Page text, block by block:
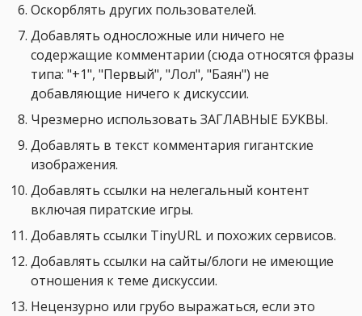
Оскорблять других пользователей.
Добавлять односложные или ничего не
содержащие комментарии (сюда относятся фразы
типа: "+1", "Первый", "Лол", "Баян") не
добавляющие ничего к дискуссии.
Чрезмерно использовать ЗАГЛАВНЫЕ БУКВЫ.
Добавлять в текст комментария гигантские
изображения.
Добавлять ссылки на нелегальный контент
включая пиратские игры.
Добавлять ссылки TinyURL и похожих сервисов.
Добавлять ссылки на сайты/блоги не имеющие
отношения к теме дискуссии.
Нецензурно или грубо выражаться, если это